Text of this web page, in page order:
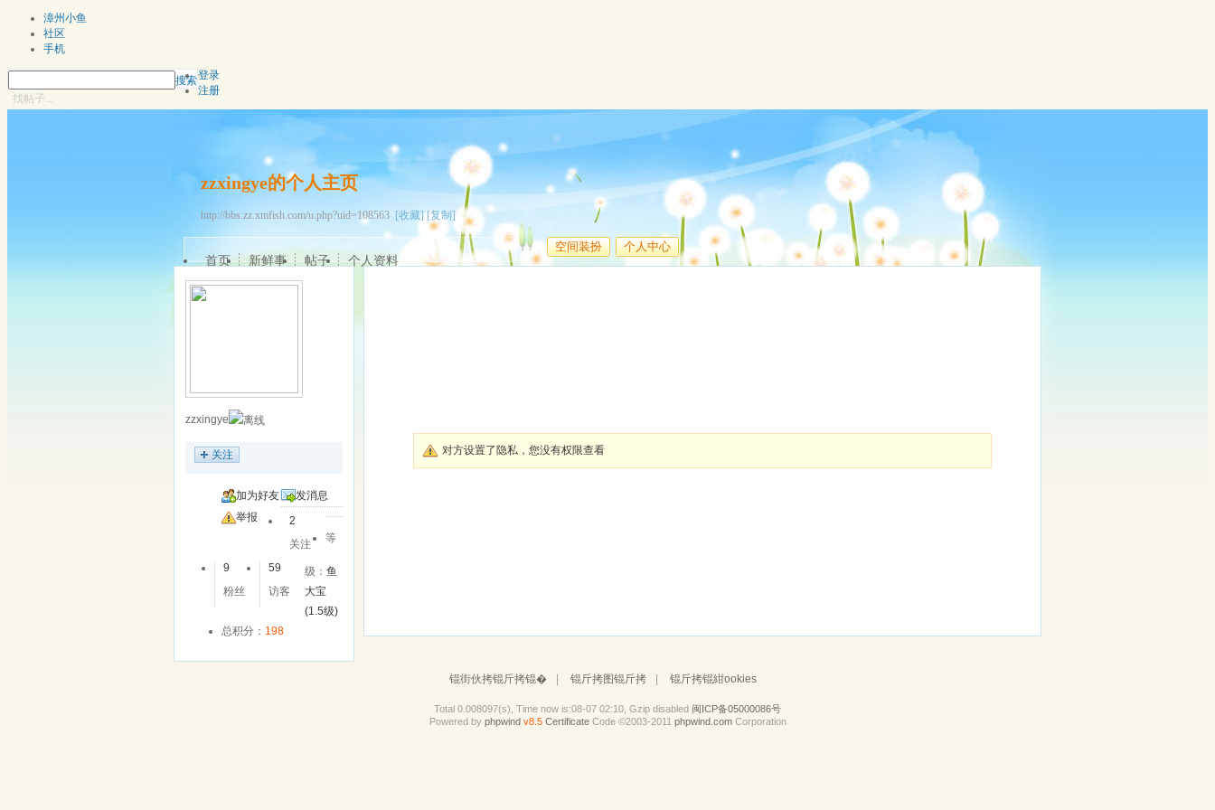
漳州小鱼
社区
手机
搜索
找帖子...
登录
注册
zzxingye的个人主页
http://bbs.zz.xmfish.com/u.php?uid=108563 [收藏] [复制]
空间装扮 个人中心
首页 新鲜事 帖子 个人资料
zzxingye
关注
加为好友
发消息
举报
2
关注
9
粉丝
59
访客
等
级：鱼
大宝
(1.5级)
总积分： 198
对方设置了隐私，您没有权限查看
锟街伙拷锟斤拷锟� | 锟斤拷图锟斤拷 | 锟斤拷锟紺ookies
Total 0.008097(s), Time now is:08-07 02:10, Gzip disabled 闽ICP备05000086号
Powered by phpwind v8.5 CertificateCode ©2003-2011 phpwind.comCorporation